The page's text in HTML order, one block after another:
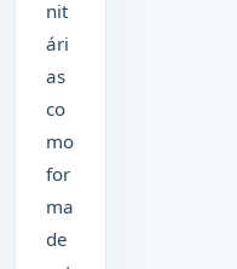
nit
ári
as
co
mo
for
ma
de